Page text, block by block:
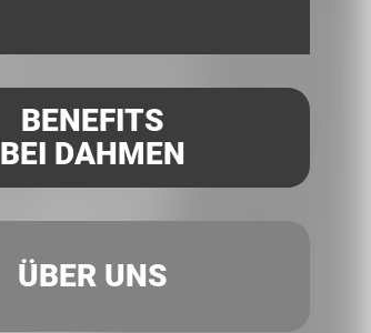
BENEFITS
BEI DAHMEN
ÜBER UNS